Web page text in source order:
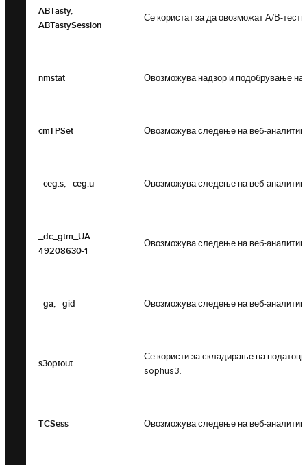
ABTasty,
ABTastySession
Се користат за да овозможат А/В-
nmstat Овозможува надзор и подобрување на
cmTPSet Овозможува следење на веб-
_ceg.s, _ceg.u Овозможува следење на веб-
_dc_gtm_UA-
49208630-1
Овозможува следење на веб-
_ga, _gid Овозможува следење на веб-
s3optout
Се користи за складирање на
sophus3.
TCSess Овозможува следење на веб-